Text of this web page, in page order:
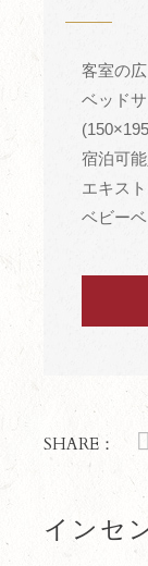
客室の
ベッド
宿泊可
エキス
ベビー
SHARE：
インセ